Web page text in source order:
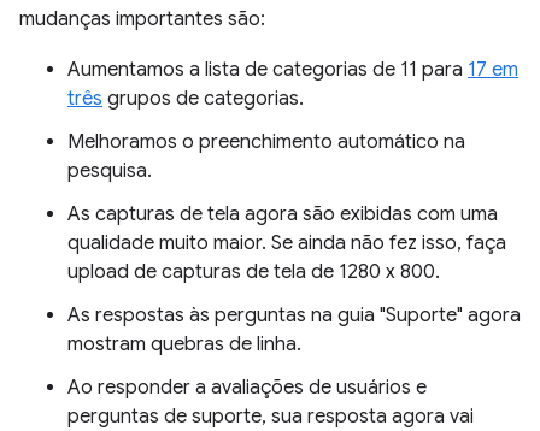
mudanças importantes são:
Aumentamos a lista de categorias de 11 para 17 em
três grupos de categorias.
Melhoramos o preenchimento automático na
pesquisa.
As capturas de tela agora são exibidas com uma
qualidade muito maior. Se ainda não fez isso, faça
upload de capturas de tela de 1280 x 800.
As respostas às perguntas na guia "Suporte" agora
mostram quebras de linha.
Ao responder a avaliações de usuários e
perguntas de suporte, sua resposta agora vai